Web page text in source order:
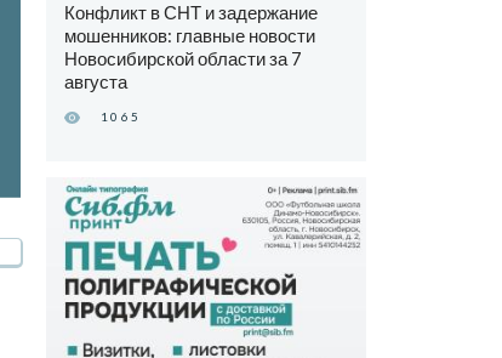
Конфликт в СНТ и задержание
мошенников: главные новости
Новосибирской области за 7
августа
1065